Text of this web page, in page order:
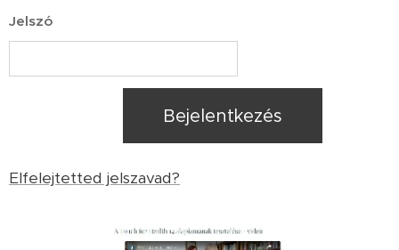
Jelszó
Bejelentkezés
Elfelejtetted jelszavad?